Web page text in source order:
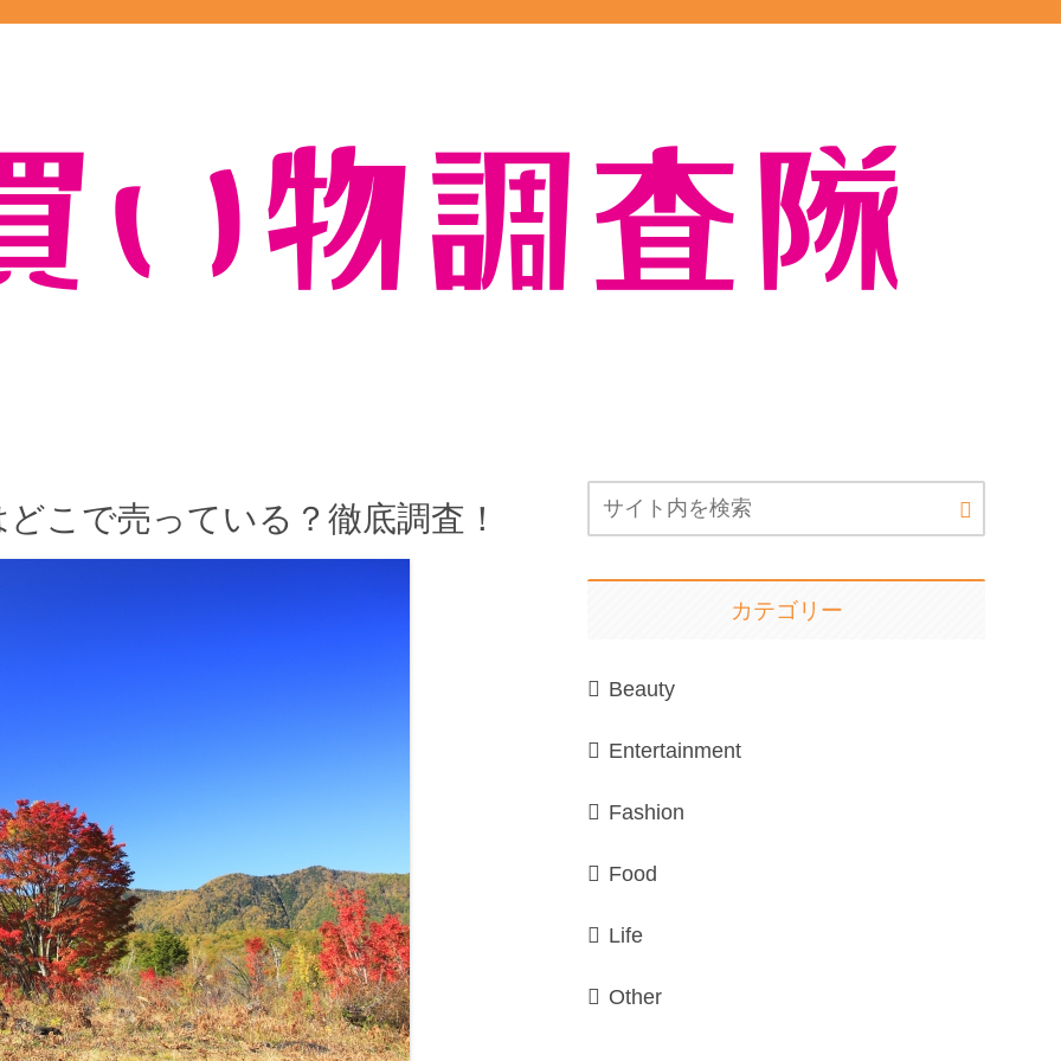
こで売っている？徹底調査！
カテゴリー
Beauty
Entertainment
Fashion
Food
Life
Other